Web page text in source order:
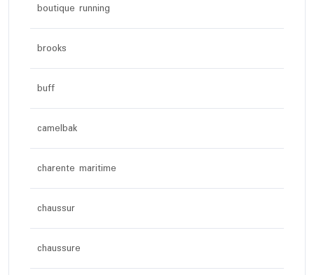
boutique running
brooks
buff
camelbak
charente maritime
chaussur
chaussure